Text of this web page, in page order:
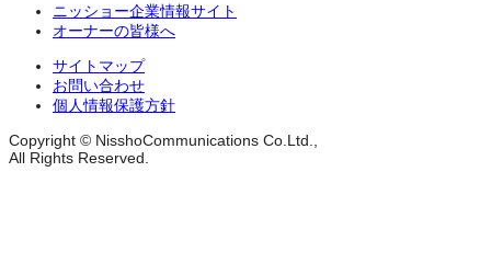
ニッショー企業情報サイト
オーナーの皆様へ
サイトマップ
お問い合わせ
個人情報保護方針
Copyright © NisshoCommunications Co.Ltd.,
All Rights Reserved.